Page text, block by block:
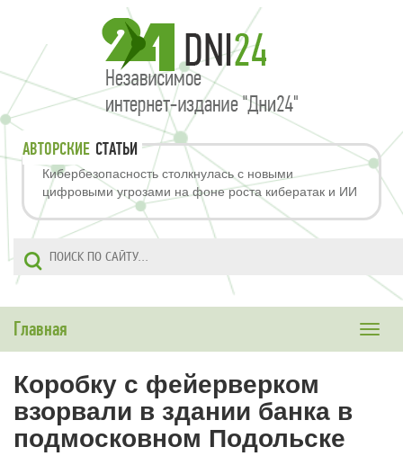
АВТОРСКИЕ СТАТЬИ
Кибербезопасность столкнулась с новыми
цифровыми угрозами на фоне роста кибератак и ИИ
Toggle
Главная
Коробку с фейерверком
взорвали в здании банка в
подмосковном Подольске